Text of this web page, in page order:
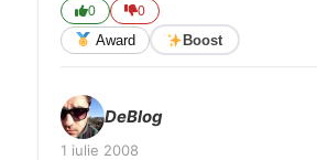
0 0
Award Boost
DeBlog
1 iulie 2008